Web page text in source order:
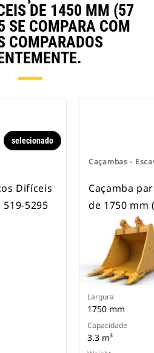
DE 1450 MM (57
SE COMPARA COM
COMPARADOS
selecionado
Difíceis
5295
Caçambas -
Caçamba
de 1750 mm
Largura
1750 mm
Capacidade
3.3 m³